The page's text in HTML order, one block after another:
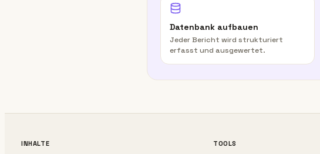
Datenbank aufbauen
Jeder Bericht wird strukturiert
erfasst und ausgewertet.
INHALTE TOOLS